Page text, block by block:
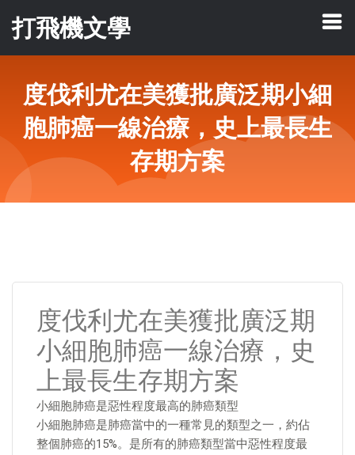
打飛機文學
度伐利尤在美獲批廣泛期小細
胞肺癌一線治療，史上最長生
存期方案
度伐利尤在美獲批廣泛期
小細胞肺癌一線治療，史
上最長生存期方案
小細胞肺癌是惡性程度最高的肺癌類型
小細胞肺癌是肺癌當中的一種常見的類型之一，約佔
整個肺癌的15%。是所有的肺癌類型當中惡性程度最